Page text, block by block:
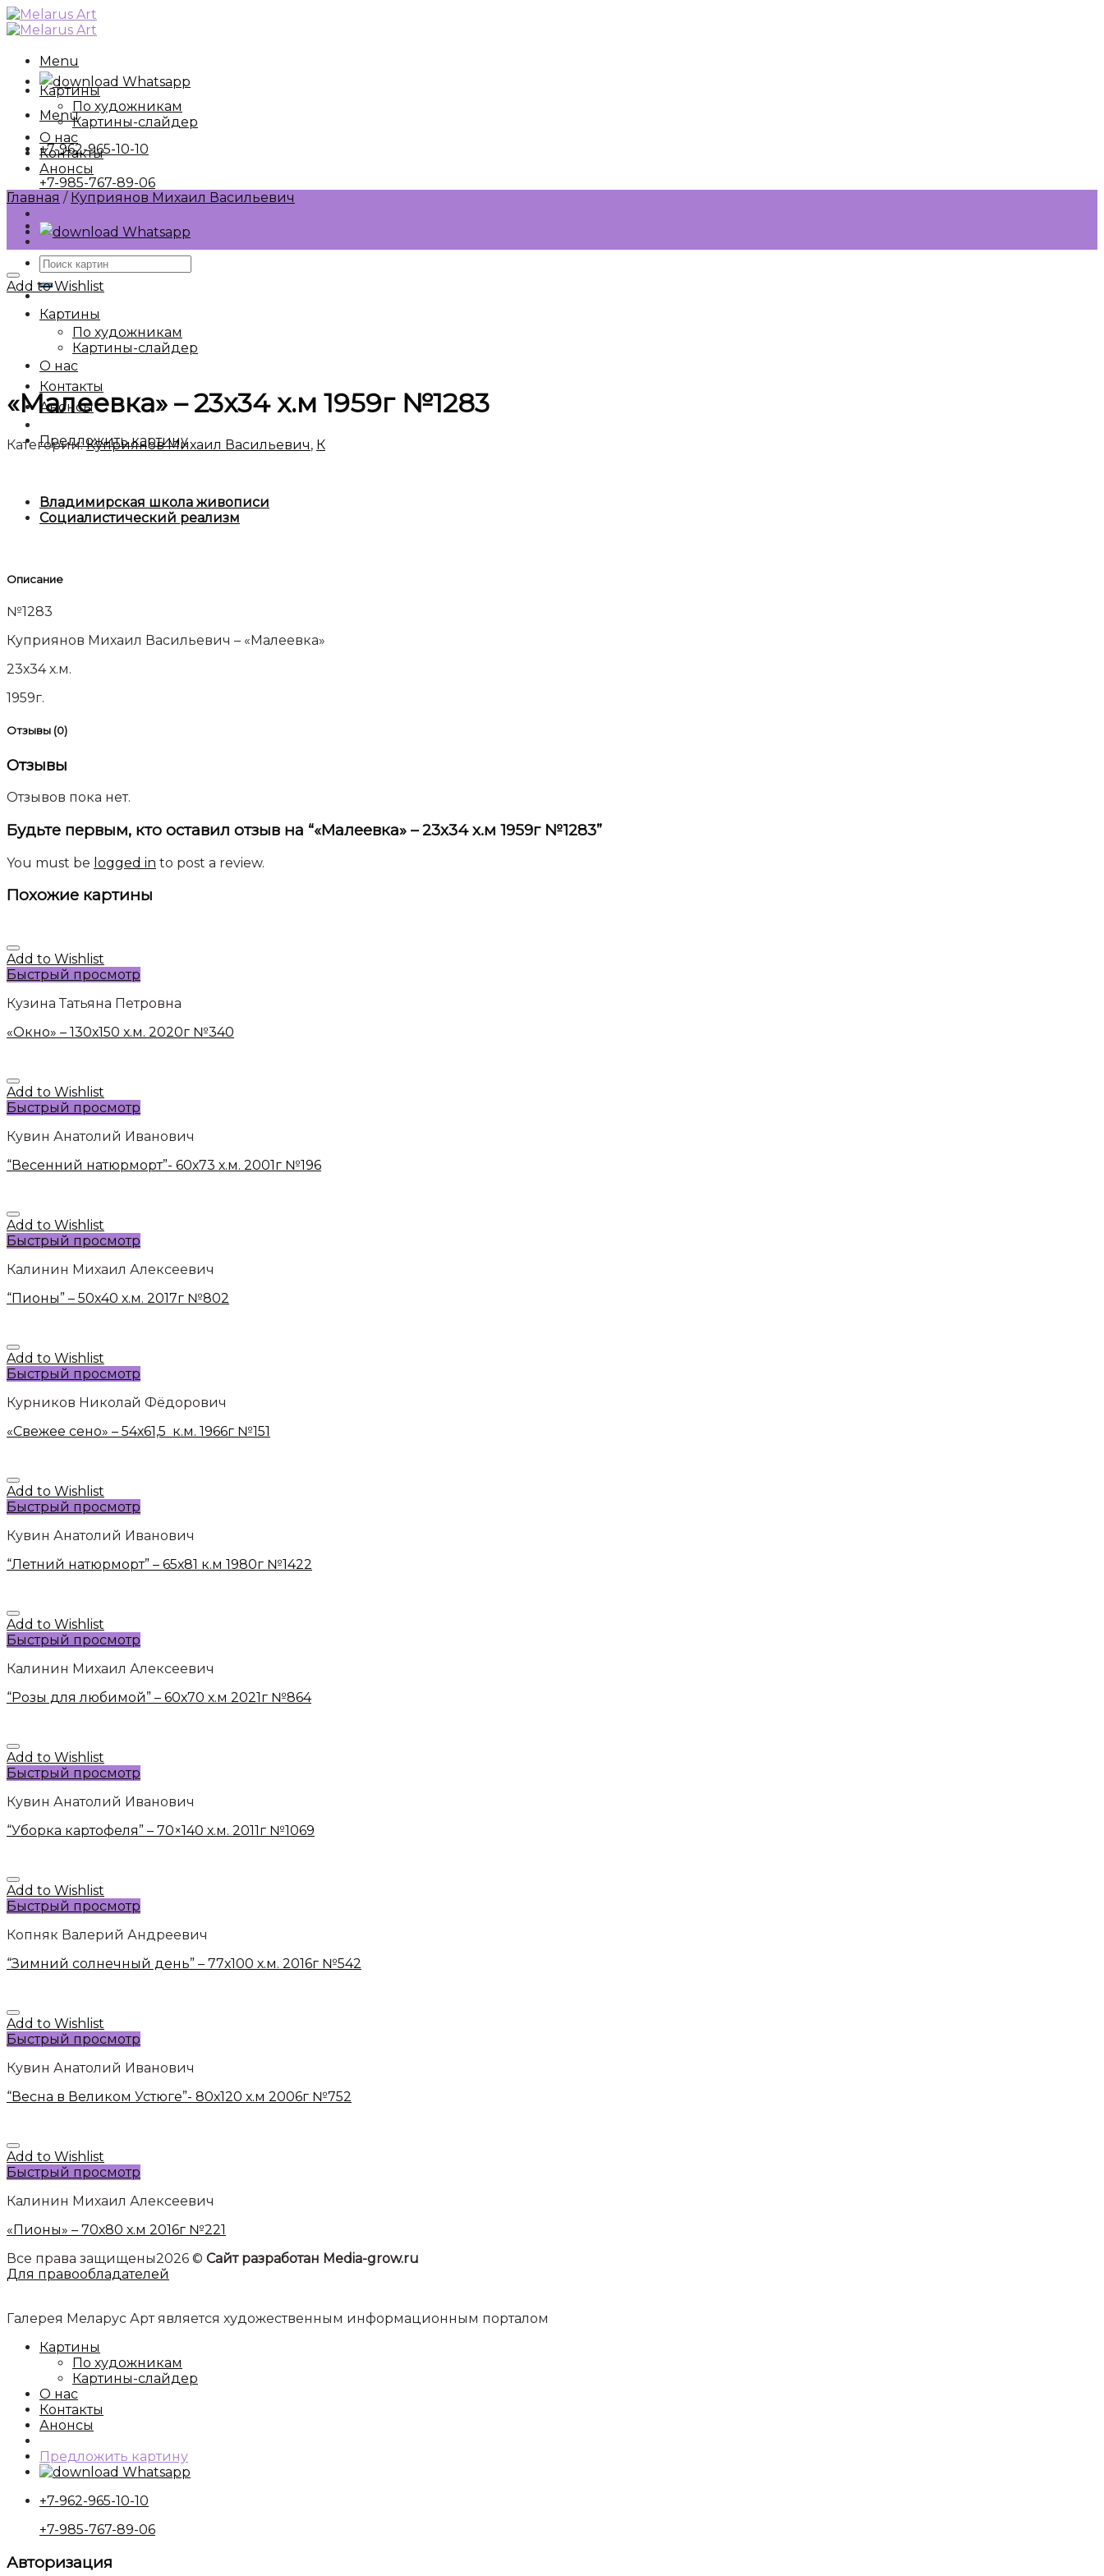
Skip
to
Menu
Whatsapp
Menu
+7-962-965-10-10
+7-985-767-89-06
Whatsapp
Искать:
Картины
По художникам
Картины-слайдер
О нас
Контакты
Анонсы
Предложить картину
Картины
По художникам
Картины-слайдер
О нас
Контакты
Анонсы
Главная / Куприянов Михаил Васильевич
Add to Wishlist
«Малеевка» – 23х34 х.м 1959г №1283
Категории:Куприянов Михаил Васильевич, К
Владимирская школа живописи
Социалистический реализм
Описание
№1283
Куприянов Михаил Васильевич – «Малеевка»
23х34 х.м.
1959г.
Отзывы (0)
Отзывы
Отзывов пока нет.
Будьте первым, кто оставил отзыв на “«Малеевка» – 23х34 х.м 1959г №1283”
You must be logged in to post a review.
Похожие картины
Add to Wishlist
Быстрый просмотр
Кузина Татьяна Петровна
«Окно» – 130х150 х.м. 2020г №340
Add to Wishlist
Быстрый просмотр
Кувин Анатолий Иванович
“Весенний натюрморт”- 60х73 х.м. 2001г №196
Add to Wishlist
Быстрый просмотр
Калинин Михаил Алексеевич
“Пионы” – 50х40 х.м. 2017г №802
Add to Wishlist
Быстрый просмотр
Курников Николай Фёдорович
«Свежее сено» – 54х61,5 к.м. 1966г №151
Add to Wishlist
Быстрый просмотр
Кувин Анатолий Иванович
“Летний натюрморт” – 65х81 к.м 1980г №1422
Add to Wishlist
Быстрый просмотр
Калинин Михаил Алексеевич
“Розы для любимой” – 60х70 х.м 2021г №864
Add to Wishlist
Быстрый просмотр
Кувин Анатолий Иванович
“Уборка картофеля” – 70×140 х.м. 2011г №1069
Add to Wishlist
Быстрый просмотр
Копняк Валерий Андреевич
“Зимний солнечный день” – 77х100 х.м. 2016г №542
Add to Wishlist
Быстрый просмотр
Кувин Анатолий Иванович
“Весна в Великом Устюге”- 80х120 х.м 2006г №752
Add to Wishlist
Быстрый просмотр
Калинин Михаил Алексеевич
«Пионы» – 70х80 х.м 2016г №221
Все права защищены2026 © Сайт разработан Media-grow.ru
Для правообладателей
Галерея Меларус Арт является художественным информационным порталом
Картины
По художникам
Картины-слайдер
О нас
Контакты
Анонсы
Предложить картину
Whatsapp
+7-962-965-10-10
+7-985-767-89-06
Авторизация